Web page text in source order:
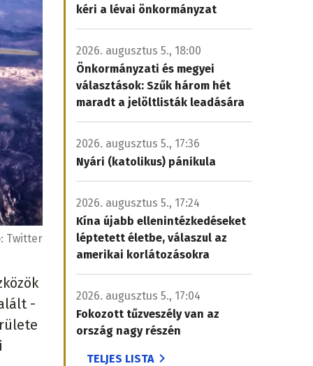
Twitter
-
kéri a lévai önkormányzat
2026. augusztus 5., 18:00
Önkormányzati és megyei
választások: Szűk három hét
maradt a jelöltlisták leadására
2026. augusztus 5., 17:36
Nyári (katolikus) pánikula
2026. augusztus 5., 17:24
Kína újabb ellenintézkedéseket
léptetett életbe, válaszul az
amerikai korlátozásokra
2026. augusztus 5., 17:04
Fokozott tűzveszély van az
ország nagy részén
TELJES LISTA